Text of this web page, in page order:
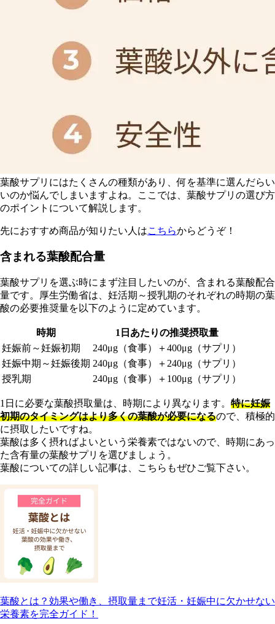
葉酸サプリにはたくさんの種類があり、何を基準に選んだらい
いのか悩んでしまいますよね。ここでは、葉酸サプリの選び方
のポイントについて解説します。
先におすすめ商品が知りたい人はこちらからどうぞ！
含まれる葉酸配合量
葉酸サプリを選ぶ時にまず注目したいのが、含まれる葉酸配合
量です。厚生労働省は、妊活期～授乳期のそれぞれの時期の葉
酸の必要推奨量を以下のように定めています。
時期
1日あたりの推奨摂取量
妊娠前～妊娠初期
240μg（食事）＋400μg（サプリ）
妊娠中期～妊娠後期 240μg（食事）＋240μg（サプリ）
授乳期
240μg（食事）＋100μg（サプリ）
1日に必要な葉酸摂取量は、時期により異なります。 特に妊娠
初期のタイミングはより多くの葉酸が必要になるので、積極的
に摂取したいですね。
葉酸は多く摂ればよいという栄養素ではないので、時期にあっ
た含有量の葉酸サプリを選びましょう。
葉酸についての詳しい記事は、こちらもぜひご覧下さい。
葉酸とは？効果や働き、摂取量まで妊活・妊娠中に欠かせない
栄養素を完全ガイド！